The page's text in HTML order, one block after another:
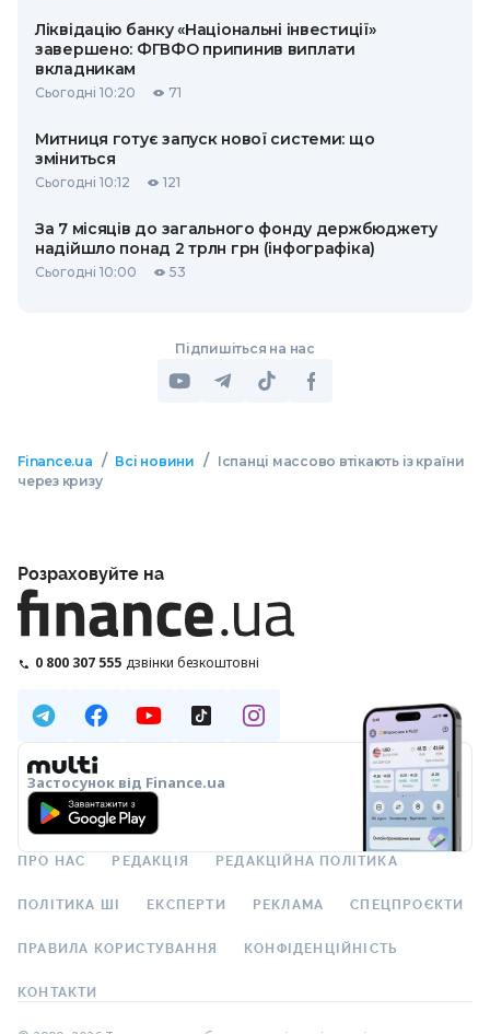
Ліквідацію банку «Національні інвестиції»
завершено: ФГВФО припинив виплати
вкладникам
Сьогодні 10:20 71
Митниця готує запуск нової системи: що
зміниться
Сьогодні 10:12 121
За 7 місяців до загального фонду держбюджету
надійшло понад 2 трлн грн (інфографіка)
Сьогодні 10:00 53
Підпишіться на нас
Finance.ua / Всі новини /
Іспанці массово втікають із країни
через кризу
Розраховуйте на
0 800 307 555 дзвінки безкоштовні
Застосунок від Finance.ua
ПРО НАС РЕДАКЦІЯ РЕДАКЦІЙНА ПОЛІТИКА
ПОЛІТИКА ШІ ЕКСПЕРТИ РЕКЛАМА СПЕЦПРОЄКТИ
ПРАВИЛА КОРИСТУВАННЯ КОНФІДЕНЦІЙНІСТЬ
КОНТАКТИ